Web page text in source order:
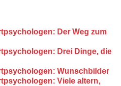
Der Weg zum
Drei Dinge, die
Wunschbilder
Viele altern,